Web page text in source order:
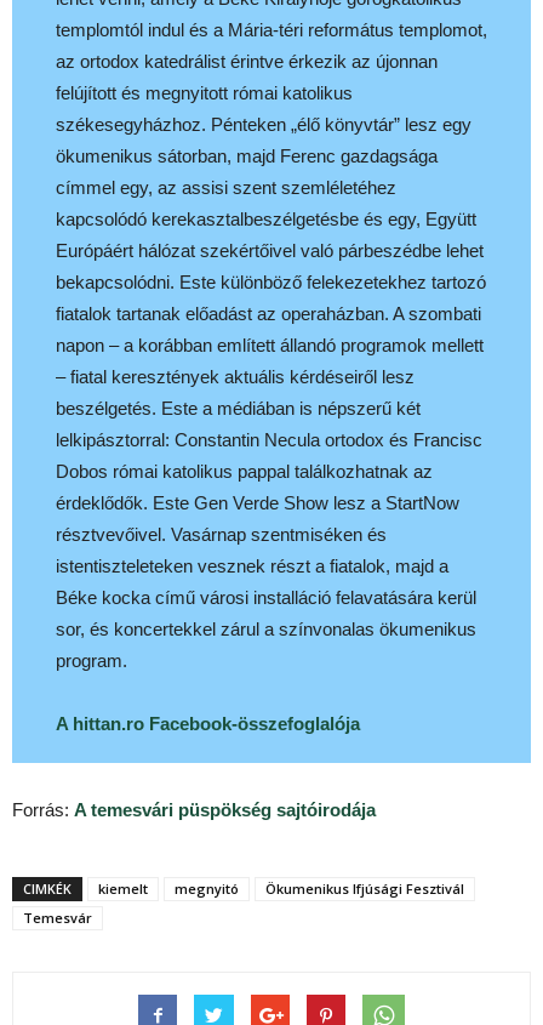
templomtól indul és a Mária-téri református templomot,
az ortodox katedrálist érintve érkezik az újonnan
felújított és megnyitott római katolikus
székesegyházhoz. Pénteken „élő könyvtár” lesz egy
ökumenikus sátorban, majd Ferenc gazdagsága
címmel egy, az assisi szent szemléletéhez
kapcsolódó kerekasztalbeszélgetésbe és egy, Együtt
Európáért hálózat szekértőivel való párbeszédbe lehet
bekapcsolódni. Este különböző felekezetekhez tartozó
fiatalok tartanak előadást az operaházban. A szombati
napon – a korábban említett állandó programok mellett
– fiatal keresztények aktuális kérdéseiről lesz
beszélgetés. Este a médiában is népszerű két
lelkipásztorral: Constantin Necula ortodox és Francisc
Dobos római katolikus pappal találkozhatnak az
érdeklődők. Este Gen Verde Show lesz a StartNow
résztvevőivel. Vasárnap szentmiséken és
istentiszteleteken vesznek részt a fiatalok, majd a
Béke kocka című városi installáció felavatására kerül
sor, és koncertekkel zárul a színvonalas ökumenikus
program.
A hittan.ro Facebook-összefoglalója
Forrás: A temesvári püspökség sajtóirodája
CIMKÉK kiemelt megnyitó
Ökumenikus Ifjúsági Fesztivál
Temesvár